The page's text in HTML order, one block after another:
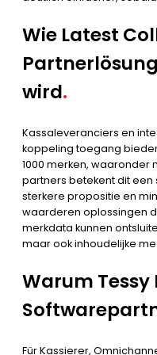
Wie Latest
wird.
Kassaleveranciers en
koppeling toegang
1000 merken, waaronder
partners betekent dit
sterkere propositie en
waarderen oplossingen
merkdata kunnen
maar ook inhoudelijke
Warum
Für Kassierer,